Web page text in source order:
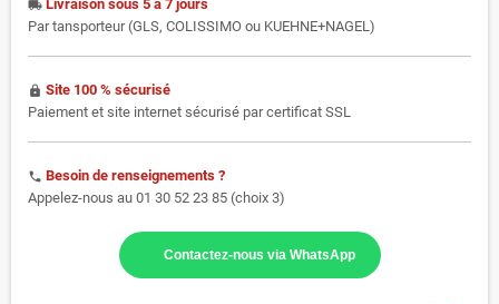
local_shipping Livraison sous 5 à 7 jours
Par tansporteur (GLS, COLISSIMO ou KUEHNE+NAGEL)
https Site 100 % sécurisé
Paiement et site internet sécurisé par certificat SSL
phone Besoin de renseignements ?
Appelez-nous au 01 30 52 23 85 (choix 3)
Contactez-nous via WhatsApp